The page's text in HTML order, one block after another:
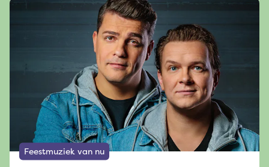
Feestmuziek van nu